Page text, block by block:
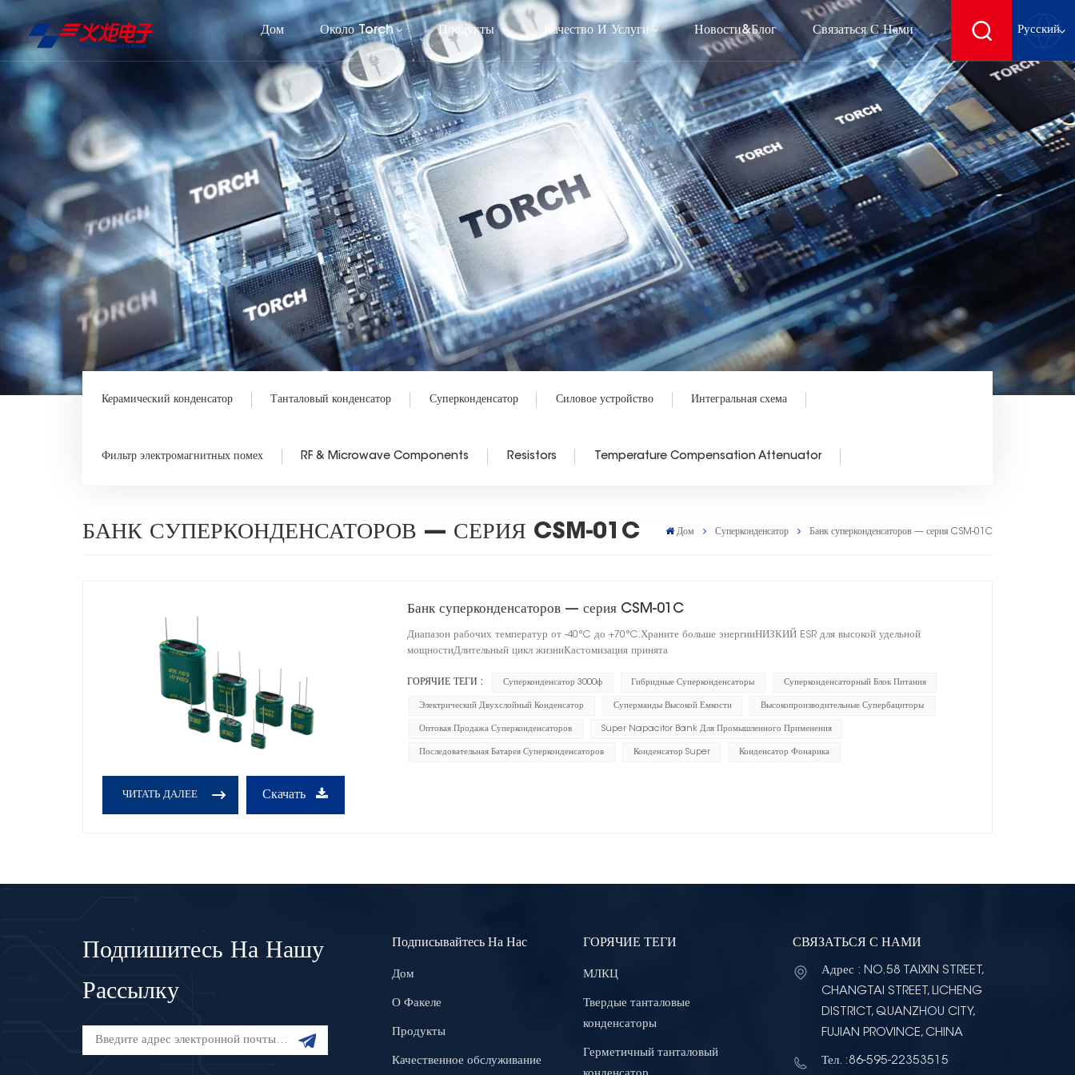
Дом Около Torch Продукты Качество И Услуги Новости&блог Связаться С Нами Русский
English
français
Deutsch
español
Керамический конденсатор Танталовый конденсатор Суперконденсатор Силовое устройство Интегральная схема
Фильтр электромагнитных помех RF & Microwave Components Resistors Temperature Compensation Attenuator
БАНК СУПЕРКОНДЕНСАТОРОВ — СЕРИЯ CSM-01C Дом Суперконденсатор Банк суперконденсаторов — серия CSM-01C
Банк суперконденсаторов — серия CSM-01C
Диапазон рабочих температур от -40°C до +70°C.Храните больше энергииНИЗКИЙ ESR для высокой удельной
мощностиДлительный цикл жизниКастомизация принята
ГОРЯЧИЕ ТЕГИ : Суперконденсатор 3000ф Гибридные Суперконденсаторы Суперконденсаторный Блок Питания
Электрический Двухслойный Конденсатор Суперманды Высокой Емкости Высокопроизводительные Супербациторы
Оптовая Продажа Суперконденсаторов Super Napacitor Bank Для Промышленного Применения
Последовательная Батарея Суперконденсаторов Конденсатор Super Конденсатор Фонарика
ЧИТАТЬ ДАЛЕЕ Скачать
Подпишитесь На Нашу
Рассылку
Подписывайтесь На Нас
Дом
О Факеле
Продукты
Качественное обслуживание
ГОРЯЧИЕ ТЕГИ
МЛКЦ
Твердые танталовые
конденсаторы
Герметичный танталовый
СВЯЗАТЬСЯ С НАМИ
Адрес : NO.58 TAIXIN STREET,
CHANGTAI STREET, LICHENG
DISTRICT, QUANZHOU CITY,
FUJIAN PROVINCE, CHINA
Тел. :86-595-22353515